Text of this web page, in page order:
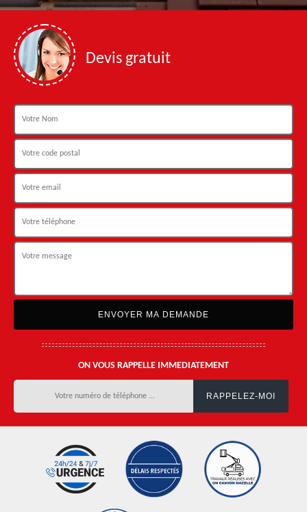
Devis gratuit
ON VOUS RAPPELLE IMMEDIATEMENT